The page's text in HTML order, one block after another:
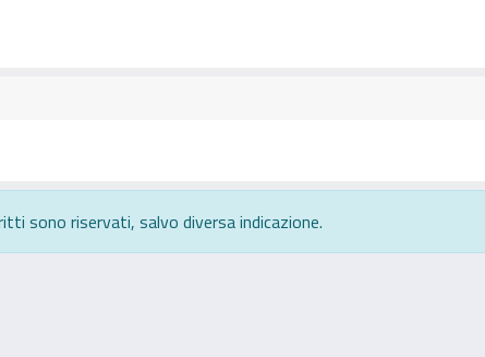
sono riservati, salvo diversa indicazione.